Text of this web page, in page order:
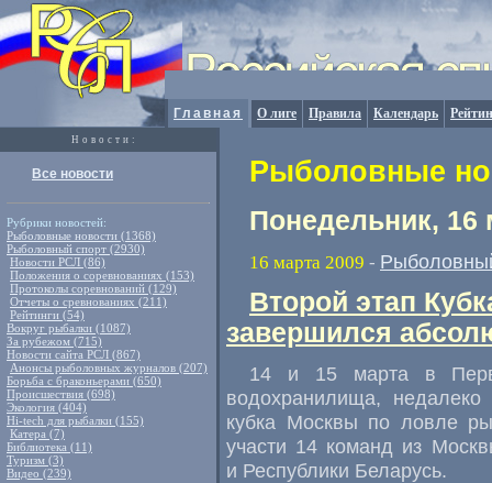
Главная О лиге Правила Календарь
Новости:
Все новости
Рубрики новостей:
Рыболовные новости (1368)
Рыболовный спорт (2930)
Новости РСЛ (86)
Положения о соревнованиях (153)
Протоколы соревнований (129)
Отчеты о сревнованиях (211)
Рейтинги (54)
Вокруг рыбалки (1087)
За рубежом (715)
Новости сайта РСЛ (867)
Анонсы рыболовных журналов (207)
Борьба с браконьерами (650)
Происшествия (698)
Экология (404)
Hi-tech для рыбалки (155)
Катера (7)
Библиотека (11)
Туризм (3)
Видео (239)
Рыболовные
Понедельник, 16
16 марта 2009 -
Второй этап
завершился
14 и 15 марта в
водохранилища,
кубка Москвы по ловле
участи 14 команд из
и Республики Беларусь.